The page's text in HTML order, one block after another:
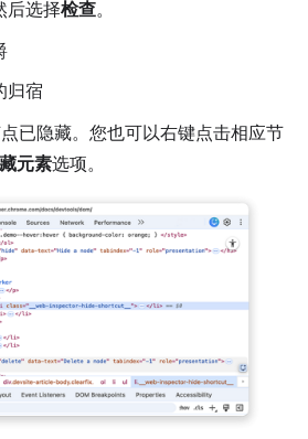
后选择检查。
归宿
已隐藏。您也可以右键点击相应节
元素选项。